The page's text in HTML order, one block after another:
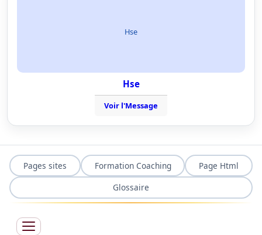
Hse
Hse
Voir l'Message
Pages sites Formation Coaching
Page Html
Glossaire